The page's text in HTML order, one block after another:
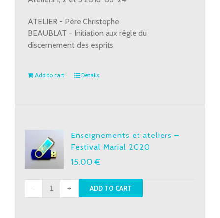
ATELIER - Père Christophe
BEAUBLAT - Initiation aux règle du
discernement des esprits
Add to cart Details
Enseignements et ateliers –
Festival Marial 2020
15.00€
EnseignementsADD TO CART